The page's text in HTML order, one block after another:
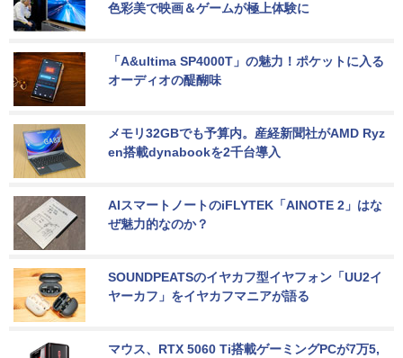
色彩美で映画＆ゲームが極上体験に
「A&ultima SP4000T」の魅力！ポケットに入る
オーディオの醍醐味
メモリ32GBでも予算内。産経新聞社がAMD Ryz
en搭載dynabookを2千台導入
AIスマートノートのiFLYTEK「AINOTE 2」はな
ぜ魅力的なのか？
SOUNDPEATSのイヤカフ型イヤフォン「UU2イ
ヤーカフ」をイヤカフマニアが語る
マウス、RTX 5060 Ti搭載ゲーミングPCが7万5,